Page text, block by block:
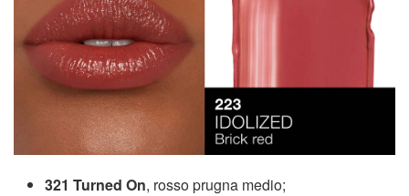
321 Turned On, rosso prugna medio;